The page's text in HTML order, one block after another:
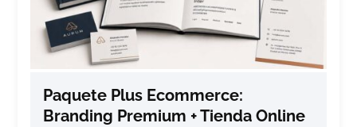
Paquete Plus Ecommerce:
Branding Premium + Tienda Online